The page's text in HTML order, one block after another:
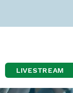
LIVESTREAM